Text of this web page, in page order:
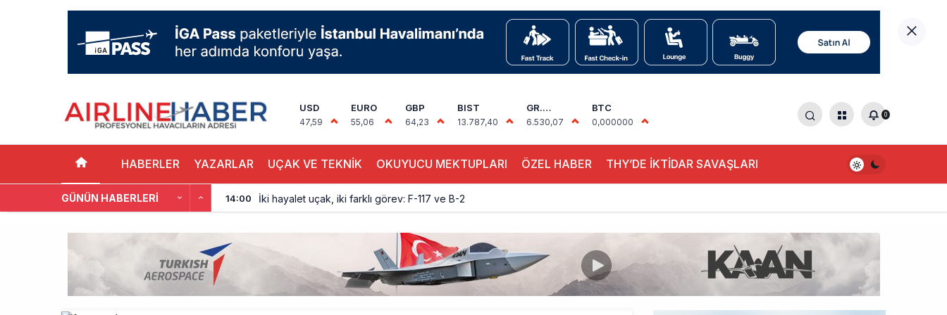
USD
47,59
EURO
55,06
GBP
64,23
BIST
13.787,40
GR.
ALTIN
6.530,07
BTC
0,000000
0
HABERLER YAZARLAR UÇAK VE TEKNİK OKUYUCU MEKTUPLARI ÖZEL HABER THY’DE İKTİDAR SAVAŞLARI
GÜNÜN HABERLERI 14:00 İki hayalet uçak, iki farklı görev: F-117 ve B-2
Fly Baghdad ABD yaptırım listesinden çıkarıldı
Elektrikli uçaklar Avrupa’da kısa rotalara hazırlanıyor